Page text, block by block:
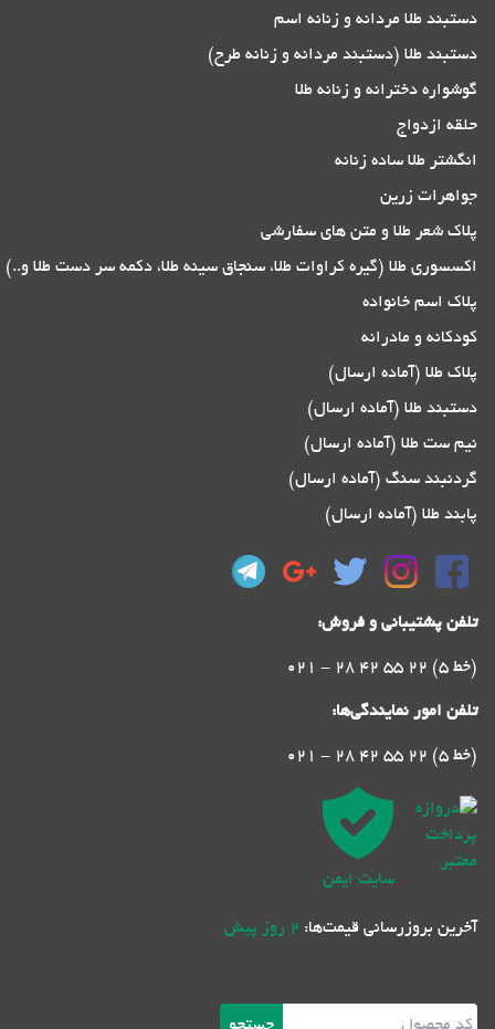
دستبند طلا مردانه و زنانه اسم
دستبند طلا (دستبند مردانه و زنانه طرح)
گوشواره دخترانه و زنانه طلا
حلقه ازدواج
انگشتر طلا ساده زنانه
جواهرات زرین
پلاک شعر طلا و متن های سفارشی
اکسسوری طلا (گیره کراوات طلا، سنجاق سینه طلا، دکمه سر دست طلا و..)
پلاک اسم خانواده
کودکانه و مادرانه
پلاک طلا (آماده ارسال)
دستبند طلا (آماده ارسال)
نیم ست طلا (آماده ارسال)
گردنبند سنگ (آماده ارسال)
پابند طلا (آماده ارسال)
تلفن پشتیبانی و فروش:
021 - 28 42 55 22 (5 خط)
تلفن امور نمایندگی‌ها:
021 - 28 42 55 22 (5 خط)
سایت ایمن
آخرین بروزرسانی قیمت‌ها: 2 روز پیش